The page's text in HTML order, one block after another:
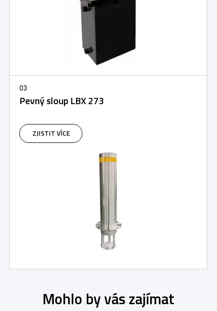
03
Pevný sloup LBX 273
ZJISTIT VÍCE
Mohlo by vás zajímat